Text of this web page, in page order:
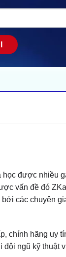
được nhiều
vấn đề đó
các chuyên
chính hãng uy
ngũ kỹ thuật